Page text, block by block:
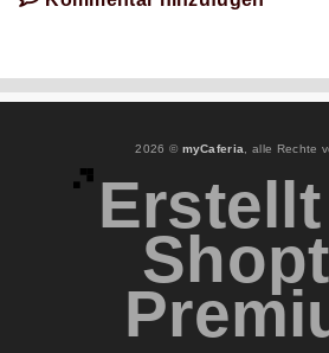
2026 © myCaferia , alle Rechte